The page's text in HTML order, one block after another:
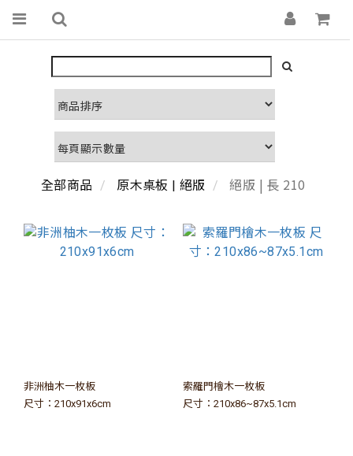
全部商品 原木桌板 | 絕版 絕版 | 長 210
非洲柚木一枚板
尺寸：210x91x6cm
索羅門檜木一枚板
尺寸：210x86~87x5.1cm